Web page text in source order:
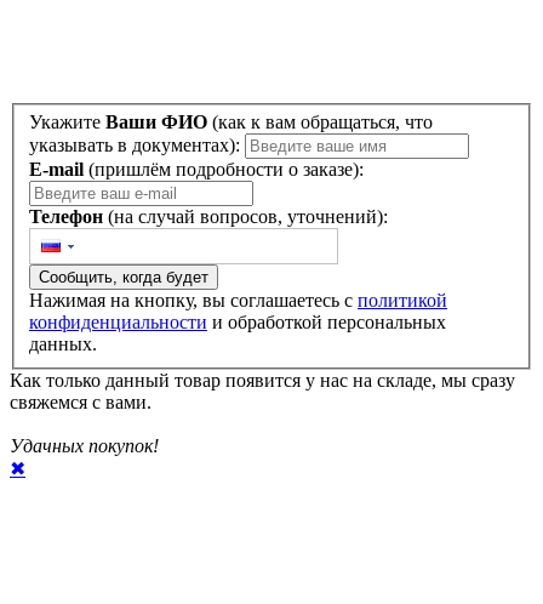
Укажите Ваши ФИО
указывать в документах):
E-mail (пришлём подробности о заказе):
Телефон (на случай вопросов, уточнений):
Сообщить, когда будет
Нажимая на кнопку, вы соглашаетесь с политикой
конфиденциальности
данных.
Как только данный товар появится у нас на складе, мы сразу
свяжемся с вами.
Удачных покупок!
✖